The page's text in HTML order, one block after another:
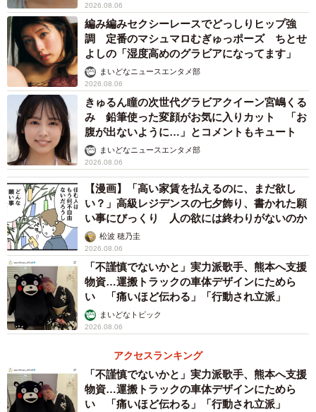
2/3
中高年男性ライダーのマウントにうんざり…※画像はAIで生成されたイ
メージです（Stavros/stock.adobe.com）
──迷惑なライダーに伝えたいことは。
「大型バイクに乗ることは確かにすごいです。そのため
にいろいろな苦労もされたと思います。でも年長らしい優
しさ、余裕、そして品格を身につけてほしいです。また、
一人の女性を複数で取り囲むのはどんな理由があってもNG
です。恐怖しか感じません。今回は私もニコニコしながら
いからそうしてるんです。誰かに声をかけられたいわけじ
ゃないんです。あいさつ程度で、出来ればそっとしておい
てください」
2026.08.06
編み編みセクシーレースでどっしりヒップ強
調 定番のマシュマロむぎゅっポーズ ちとせ
よしの「湿度高めのグラビアになってます」
まいどなニュースエンタメ部
2026.08.06
きゅるん瞳の次世代グラビアクイーン宮嶋くる
み 鉛筆使った変顔がお気に入りカット 「お
腹が出ないように…」とコメントもキュート
まいどなニュースエンタメ部
2026.08.06
【漫画】「高い家賃を払えるのに、まだ欲し
い？」高級レジデンスの七夕飾り、書かれた願
い事にびっくり 人の欲には終わりがないのか
松波 穂乃圭
2026.08.06
「不謹慎でないかと」実力派歌手、熊本へ支援
物資…運搬トラックの車体デザインにためら
い 「痛いほど伝わる」「行動され立派」
まいどなトピック
2026.08.06
アクセスランキング
「不謹慎でないかと」実力派歌手、熊本へ支援
物資…運搬トラックの車体デザインにためら
い 「痛いほど伝わる」「行動され立派」